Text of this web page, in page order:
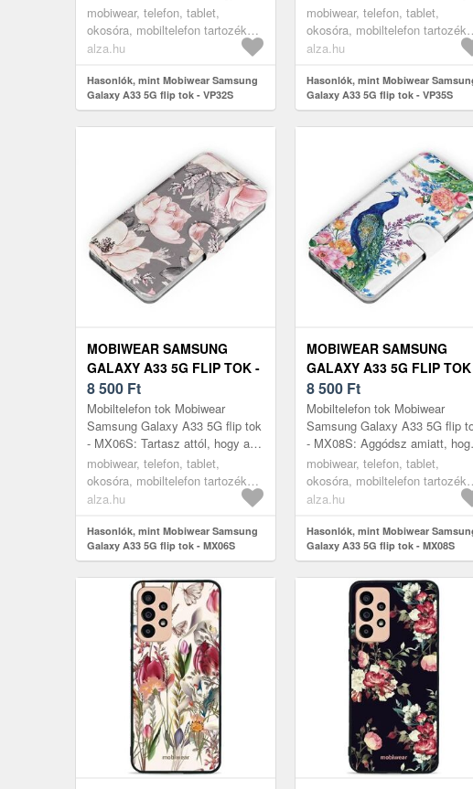
új mobiltelefonod megsérüljön? A
remek SAMSUNG Galaxy A33
5G ...
mobiwear, telefon, tablet,
okosóra, mobiltelefon tartozékok,
tokok
alza.hu
Hasonlók, mint Mobiwear Samsung
Galaxy A33 5G flip tok - VP32S
telefon tokod, vagy új
mobiltelefont vásároltál? Az
elsőran...
mobiwear, telefon, tablet,
okosóra, mobiltelefon
tokok
alza.hu
Hasonlók, mint Mobiwear
Galaxy A33 5G flip tok - VP35S
MOBIWEAR SAMSUNG
GALAXY A33 5G FLIP TOK -
MX06S
8 500 Ft
Mobiltelefon tok Mobiwear
Samsung Galaxy A33 5G flip tok
- MX06S: Tartasz attól, hogy az
újonnan vásárolt
mobiltelefonodnak baja esik? A
remek SAMS...
mobiwear, telefon, tablet,
okosóra, mobiltelefon tartozékok,
tokok
alza.hu
Hasonlók, mint Mobiwear Samsung
Galaxy A33 5G flip tok - MX06S
MOBIWEAR SAMSUNG
GALAXY A33 5G FLIP
MX08S
8 500 Ft
Mobiltelefon tok Mobiwear
Samsung Galaxy A33 5G flip
- MX08S: Aggódsz amiatt,
az újonnan vásárolt
mobiltelefonod megsérül? A
praktikus SAM...
mobiwear, telefon, tablet,
okosóra, mobiltelefon
tokok
alza.hu
Hasonlók, mint Mobiwear
Galaxy A33 5G flip tok - MX08S